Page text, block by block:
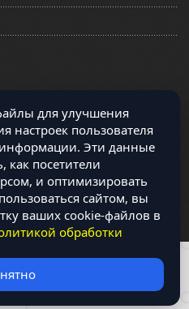
А - радиодетали и электронные
для улучшения
настроек пользователя
Эти данные
посетители
и оптимизировать
сайтом, вы
ваших cookie-файлов в
обработки